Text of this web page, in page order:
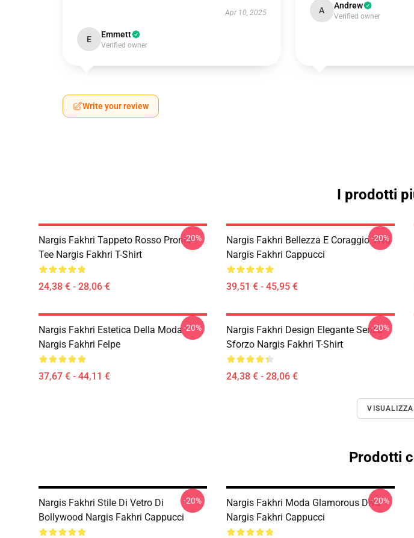
Apr 10, 2025
E Emmett
Verified owner
A Andrew
Verified owner
Write your review
I prodotti
Nargis Fakhri Tappeto Rosso Pronto
Tee Nargis Fakhri T-Shirt
24,38 € - 28,06 €
-20%
Nargis Fakhri Bellezza E Coraggio Vivo
Nargis Fakhri Cappucci
39,51 € - 45,95 €
-20%
Nargis Fakhri Estetica Della Moda
Nargis Fakhri Felpe
37,67 € - 44,11 €
-20%
Nargis Fakhri Design Elegante Senza
Sforzo Nargis Fakhri T-Shirt
24,38 € - 28,06 €
-20%
VISUALIZZA
Prodotti
Nargis Fakhri Stile Di Vetro Di
Bollywood Nargis Fakhri Cappucci
-20%
Nargis Fakhri Moda Glamorous Diva
Nargis Fakhri Cappucci
-20%